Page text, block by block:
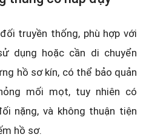
truyền thống, phù hợp với
dụng hoặc cần di chuyển
hồ sơ kín, có thể bảo quản
mối mọt, tuy nhiên có
nặng, và không thuận tiện
hồ sơ.